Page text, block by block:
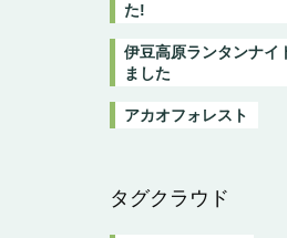
た!
伊豆高原ランタンナイ
ました
アカオフォレスト
タグクラウド